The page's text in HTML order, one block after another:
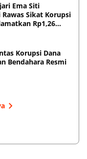
Ema Siti
Sikat Korupsi
Rp1,26
Korupsi Dana
Bendahara Resmi